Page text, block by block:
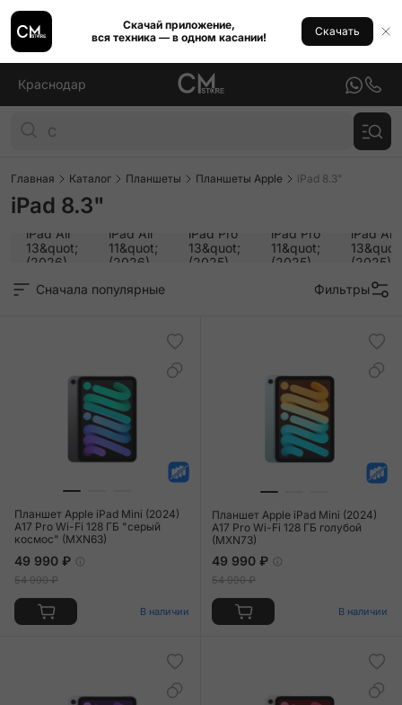
Скачай приложение,
вся техника — в одном касании!
Скачать
Краснодар
Главная Каталог Планшеты Планшеты Apple iPad 8.3"
iPad 8.3"
iPad Air
13&quot;
(2026)
iPad Air
11&quot;
(2026)
iPad Pro
13&quot;
(2025)
iPad Pro
11&quot;
(2025)
iPad Air
13&quot;
(2025)
Сначала популярные
Фильтры
Планшет Apple iPad Mini (2024)
A17 Pro Wi-Fi 128 ГБ "серый
космос" (MXN63)
49 990 ₽
54 990 ₽
В наличии
Планшет Apple iPad Mini (2024)
A17 Pro Wi-Fi 128 ГБ голубой
(MXN73)
49 990 ₽
54 990 ₽
В наличии